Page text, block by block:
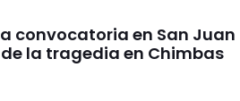
convocatoria en San Juan
la tragedia en Chimbas